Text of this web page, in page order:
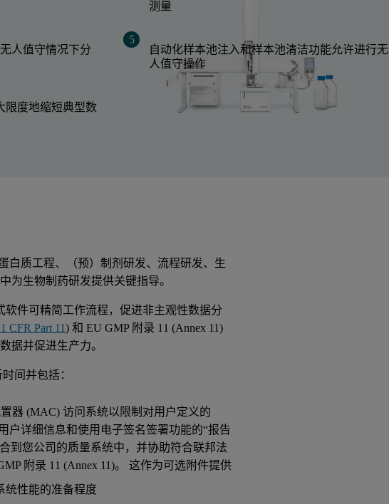
测量
人值守情况下分
自动化样本池注入和样本池清洁功能允许进行无
人值守操作
限度地缩短典型数
白质工程、（预）制剂研发、流程研发、生
为生物制药研发提供关键指导。
件可精简工作流程，促进非主观性数据分
CFR Part 11) 和 EU GMP 附录 11 (Annex 11)
据并促进生产力。
间并包括：
器 (MAC) 访问系统以限制对用户定义的
户详细信息和使用电子签名签署功能的“报告
到您公司的质量系统中，并协助符合联邦法
附录 11 (Annex 11)。 这作为可选附件提供
统性能的准备程度